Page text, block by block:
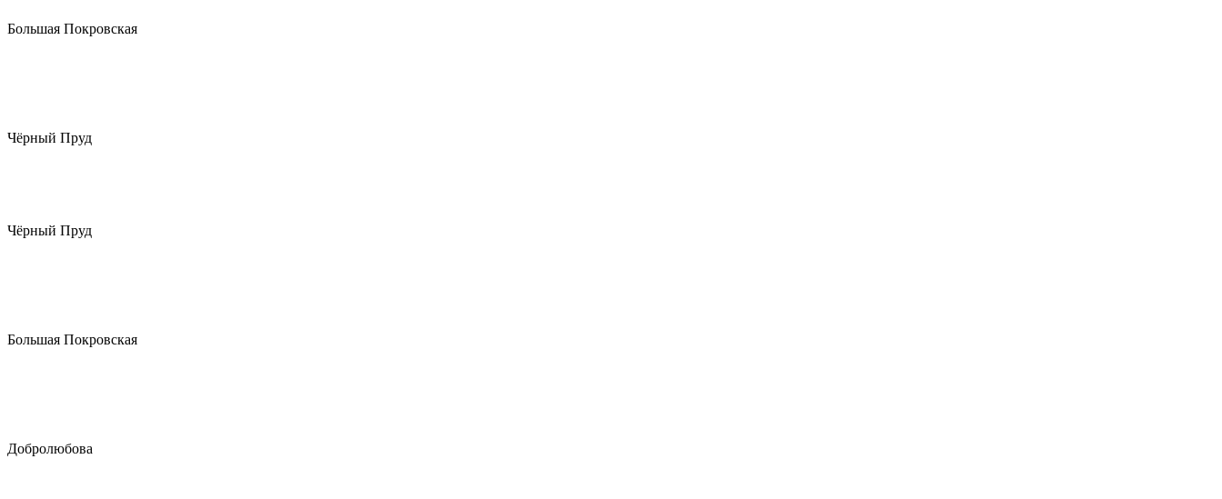
Большая Покровская
Чёрный Пруд
Чёрный Пруд
Большая Покровская
Добролюбова